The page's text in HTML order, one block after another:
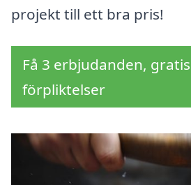
projekt till ett bra pris!
Få 3 erbjudanden,
förpliktelser